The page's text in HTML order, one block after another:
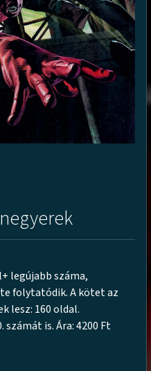
legújabb száma,
folytatódik. A kötet az
lesz: 160 oldal.
is. Ára: 4200 Ft